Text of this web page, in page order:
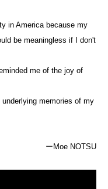
in America because my
be meaningless if I don't
me of the joy of
memories of my
ーMoe NOTSU